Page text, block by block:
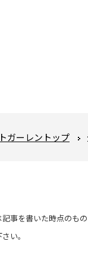
ガーレントップ
事を書いた時点のも
い。